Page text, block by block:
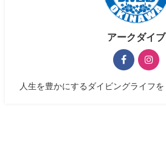
アークダイブ
人生を豊かにするダイビングライフを